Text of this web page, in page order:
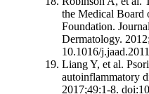
the Medical Board
Foundation.
Dermatology.
10.1016/
Liang Y, et al.
autoinflammatory
2017;49:1-8.